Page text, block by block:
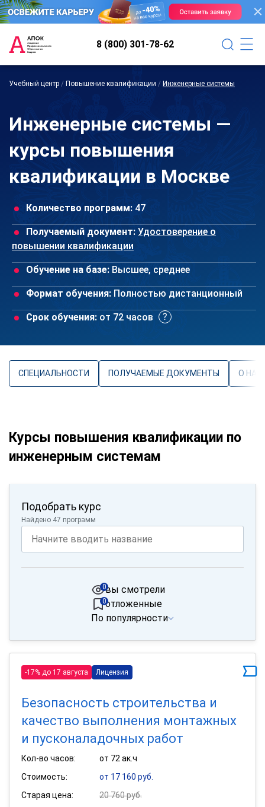
8 (800) 301-78-62
Учебный центр / Повышение квалификации / Инженерные системы
Инженерные системы —
курсы повышения
квалификации в Москве
Количество программ: 47
Получаемый документ: Удостоверение о
повышении квалификации
Обучение на базе: Высшее, среднее
Формат обучения: Полностью дистанционный
Срок обучения: от 72 часов
СПЕЦИАЛЬНОСТИ ПОЛУЧАЕМЫЕ ДОКУМЕНТЫ О
Курсы повышения квалификации по
инженерным системам
Подобрать курс
Найдено 47 программ
вы смотрели
0
отложенные
0
По популярности
-17% до 17 августа Лицензия
Безопасность строительства и
качество выполнения монтажных
и пусконаладочных работ
Кол-во часов:
от 72 ак.ч
Стоимость:
от 17 160 руб.
Старая цена:
20 760 руб.